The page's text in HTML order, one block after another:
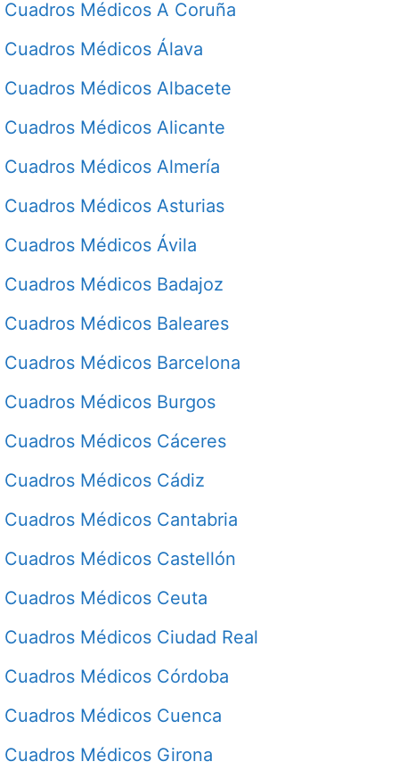
Cuadros Médicos A Coruña
Cuadros Médicos Álava
Cuadros Médicos Albacete
Cuadros Médicos Alicante
Cuadros Médicos Almería
Cuadros Médicos Asturias
Cuadros Médicos Ávila
Cuadros Médicos Badajoz
Cuadros Médicos Baleares
Cuadros Médicos Barcelona
Cuadros Médicos Burgos
Cuadros Médicos Cáceres
Cuadros Médicos Cádiz
Cuadros Médicos Cantabria
Cuadros Médicos Castellón
Cuadros Médicos Ceuta
Cuadros Médicos Ciudad Real
Cuadros Médicos Córdoba
Cuadros Médicos Cuenca
Cuadros Médicos Girona